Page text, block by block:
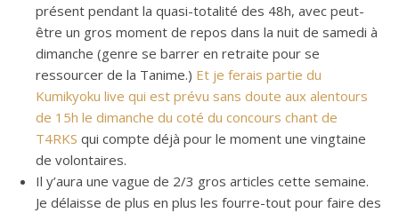
présent pendant la quasi-totalité des 48h, avec peut-
être un gros moment de repos dans la nuit de samedi à
dimanche (genre se barrer en retraite pour se
ressourcer de la Tanime.) Et je ferais partie du
Kumikyoku live qui est prévu sans doute aux alentours
de 15h le dimanche du coté du concours chant de
T4RKS qui compte déjà pour le moment une vingtaine
de volontaires.
Il y’aura une vague de 2/3 gros articles cette semaine.
Je délaisse de plus en plus les fourre-tout pour faire des